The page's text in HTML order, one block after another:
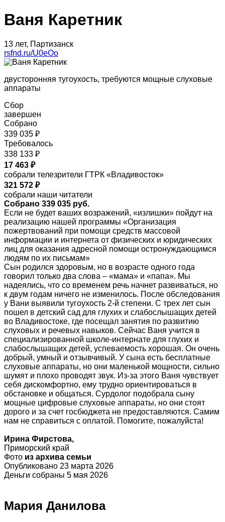
Ваня Каретник
13 лет, Партизанск
rsfnd.ru/U0eOo
двусторонняя тугоухость, требуются мощные слуховые
аппараты
Сбор
завершен
Собрано
339 035 ₽
Требовалось
338 133 ₽
17 463 ₽
собрали телезрители ГТРК «Владивосток»
321 572 ₽
собрали наши читатели
Собрано 339 035 руб.
Если не будет ваших возражений, «излишки» пойдут на
реализацию нашей программы «Организация
пожертвований при помощи средств массовой
информации и интернета от физических и юридических
лиц для оказания адресной помощи остронуждающимся
людям по их письмам»
Сын родился здоровым, но в возрасте одного года
говорил только два слова – «мама» и «папа». Мы
надеялись, что со временем речь начнет развиваться, но
к двум годам ничего не изменилось. После обследования
у Вани выявили тугоухость 2-й степени. С трех лет сын
пошел в детский сад для глухих и слабослышащих детей
во Владивостоке, где посещал занятия по развитию
слуховых и речевых навыков. Сейчас Ваня учится в
специализированной школе-интернате для глухих и
слабослышащих детей, успеваемость хорошая. Он очень
добрый, умный и отзывчивый. У сына есть бесплатные
слуховые аппараты, но они маленькой мощности, сильно
шумят и плохо проводят звук. Из-за этого Ваня чувствует
себя дискомфортно, ему трудно ориентироваться в
обстановке и общаться. Сурдолог подобрала сыну
мощные цифровые слуховые аппараты, но они стоят
дорого и за счет госбюджета не предоставляются. Самим
нам не справиться с оплатой. Помогите, пожалуйста!
Ирина Фирстова,
Приморский край
Фото из архива семьи
Опубликовано 23 марта 2026
Деньги собраны 5 мая 2026
Мария Данилова